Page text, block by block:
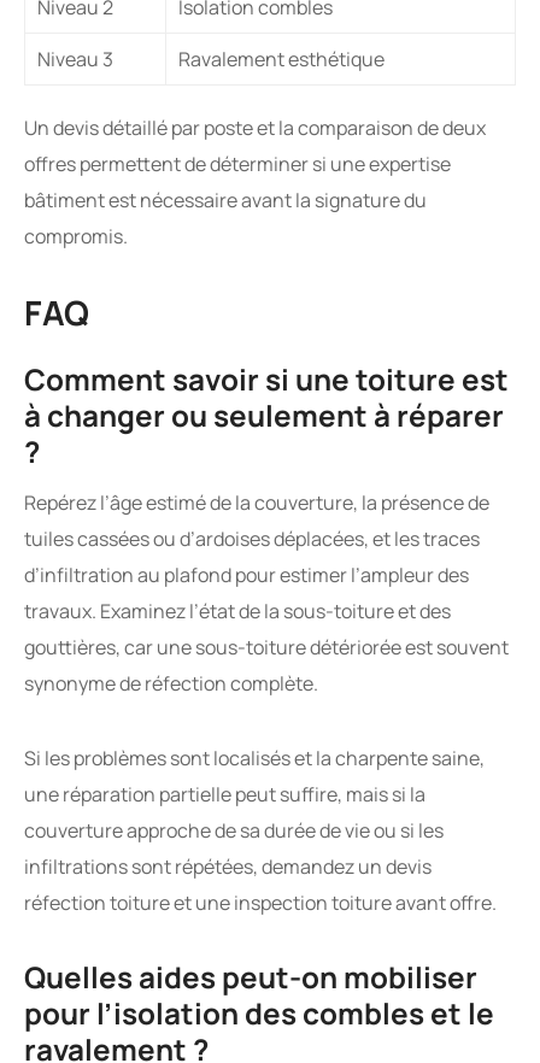
Niveau 2
Isolation combles
Niveau 3
Ravalement esthétique
Un devis détaillé par poste et la comparaison de deux
offres permettent de déterminer si une expertise
bâtiment est nécessaire avant la signature du
compromis.
FAQ
Comment savoir si une toiture est
à changer ou seulement à réparer
?
Repérez l’âge estimé de la couverture, la présence de
tuiles cassées ou d’ardoises déplacées, et les traces
d’infiltration au plafond pour estimer l’ampleur des
travaux. Examinez l’état de la sous-toiture et des
gouttières, car une sous-toiture détériorée est souvent
synonyme de réfection complète.
Si les problèmes sont localisés et la charpente saine,
une réparation partielle peut suffire, mais si la
couverture approche de sa durée de vie ou si les
infiltrations sont répétées, demandez un devis
réfection toiture et une inspection toiture avant offre.
Quelles aides peut-on mobiliser
pour l’isolation des combles et le
ravalement ?